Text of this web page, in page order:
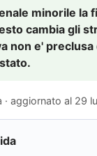
minorile la
cambia gli
non e'
aggiornato al 29